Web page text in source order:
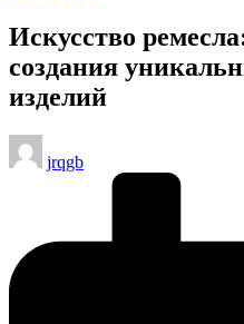
Искусство
создания
изделий
Запись
от
jrqgb